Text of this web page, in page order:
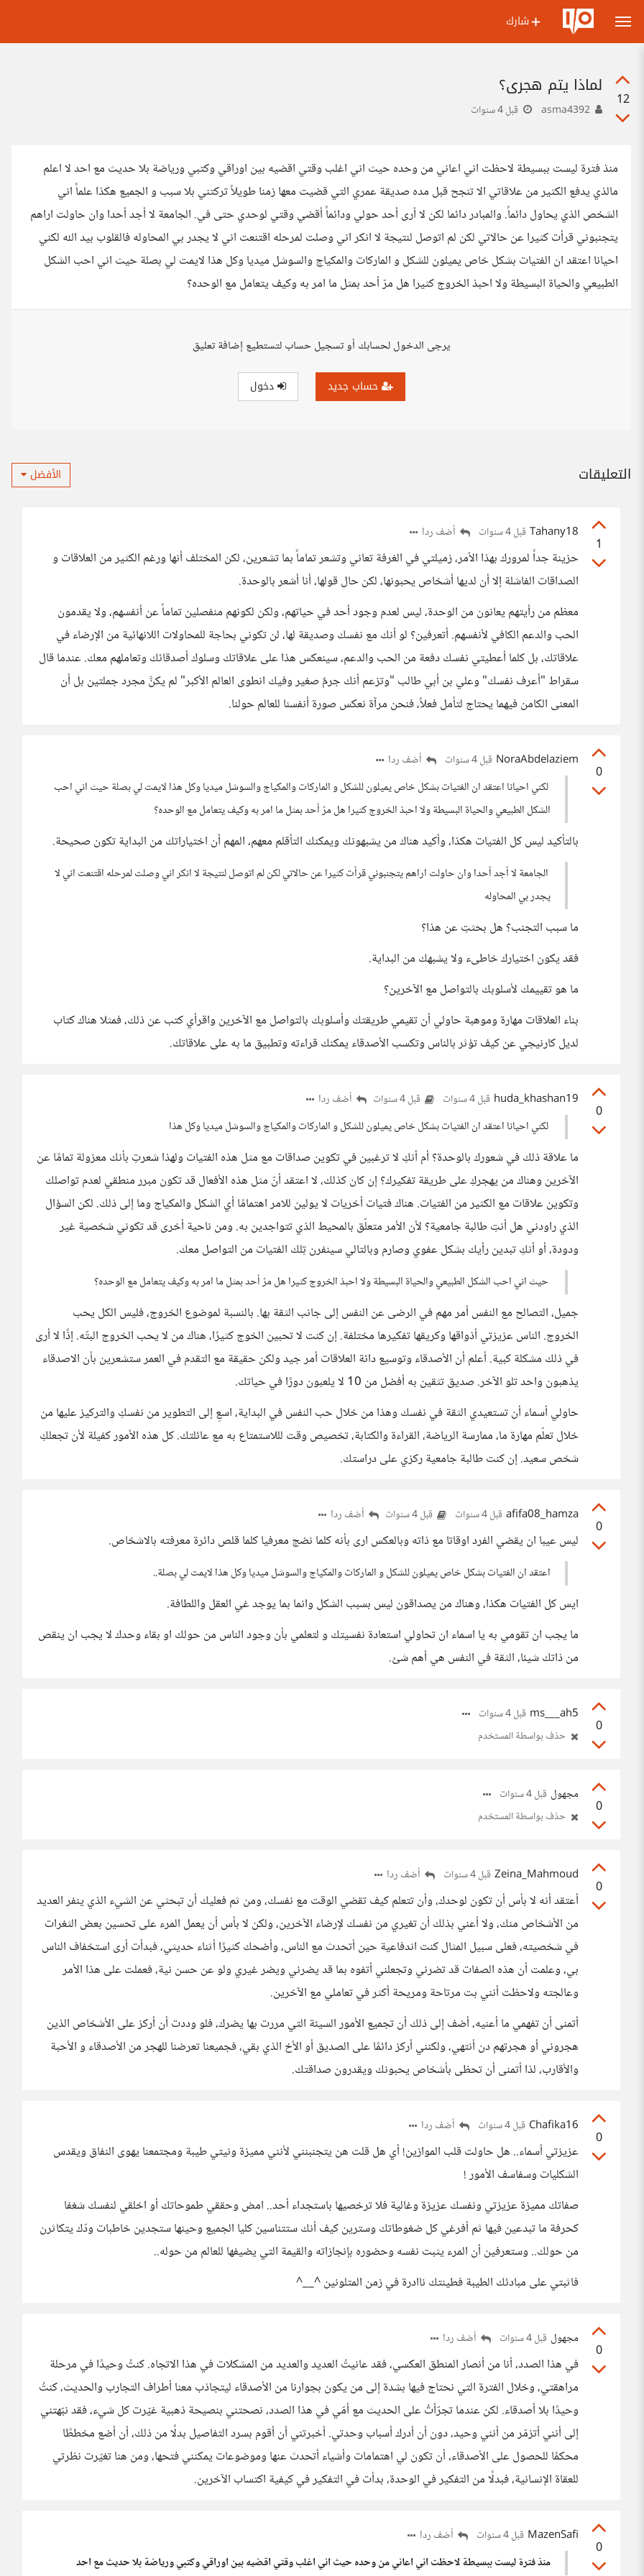
شارك
12
لماذا يتم هجري؟
قبل 4 سنوات
منذ فترة ليست ببسيطة لاحظت اني اعاني من وحده حيث اني اغلب وقتي اقضيه بين اوراقي وكتبي ورياضة بلا حديث مع احد لا اعلم
مالذي يدفع الكثير من علاقاتي الا تنجح قبل مده صديقة عمري التي قضيت معها زمنا طويلاً تركتني بلا سبب و الجميع هكذا علماً اني
الشخص الذي يحاول دائماً. والمبادر دائما لكن لا أرى أحد حولي ودائماً أقضي وقتي لوحدي حتى في. الجامعة لا أجد أحدا وان حاولت اراهم
يتجنبوني قرأت كثيرا عن حالاتي لكن لم اتوصل لنتيجة لا انكر اني وصلت لمرحله اقتنعت اني لا يجدر بي المحاوله فالقلوب بيد الله لكني
احيانا اعتقد ان الفتيات بشكل خاص يميلون للشكل و الماركات والمكياج والسوشل ميديا وكل هذا لايمت لي بصلة حيث اني احب الشكل
الطبيعي والحياة البسيطة ولا احبذ الخروج كثيرا هل مرّ أحد بمثل ما امر به وكيف يتعامل مع الوحده؟
يرجى الدخول لحسابك أو تسجيل حساب لتستطيع إضافة تعليق
حساب جديد دخول
التعليقات الأفضل
1
Tahany18 قبل 4 سنوات أضف ردا
حزينة جداً لمرورك بهذا الأمر، زميلتي في الغرفة تعاني وتشعر تماماً بما تشعرين، لكن المختلف أنها ورغم الكثير من العلاقات و
الصداقات الفاشلة إلا أن لديها أشخاص يحبونها، لكن حال قولها، أنا أشعر بالوحدة.
معظم من رأيتهم يعانون من الوحدة، ليس لعدم وجود أحد في حياتهم، ولكن لكونهم منفصلين تماماً عن أنفسهم، ولا يقدمون
الحب والدعم الكافي لأنفسهم. أتعرفين؟ لو أنك مع نفسك وصديقة لها، لن تكوني بحاجة للمحاولات اللانهائية من الإرضاء في
علاقاتك، بل كلما أعطيتي نفسك دفعة من الحب والدعم، سينعكس هذا على علاقاتك وسلوك أصدقائك وتعاملهم معك. عندما قال
سقراط "أعرف نفسك" وعلي بن أبي طالب "وتزعم أنك جرمٌ صغير وفيك انطوى العالم الأكبر" لم يكنَّ مجرد جملتين بل أن
المعنى الكامن فيهما يحتاج لتأمل فعلاً، فنحن مرآة نعكس صورة أنفسنا للعالم حولنا.
0
NoraAbdelaziem قبل 4 سنوات
أضف ردا
لكني احيانا اعتقد ان الفتيات بشكل خاص يميلون للشكل و الماركات والمكياج والسوشل ميديا وكل هذا لايمت لي بصلة حيث اني احب
الشكل الطبيعي والحياة البسيطة ولا احبذ الخروج كثيرا هل مرّ أحد بمثل ما امر به وكيف يتعامل مع الوحده؟
بالتأكيد ليس كل الفتيات هكذا، وأكيد هناك من يشبهونك ويمكنك التأقلم معهم، المهم أن اختياراتك من البداية تكون صحيحة.
الجامعة لا أجد أحدا وان حاولت اراهم يتجنبوني قرأت كثيرا عن حالاتي لكن لم اتوصل لنتيجة لا انكر اني وصلت لمرحله اقتنعت اني لا
يجدر بي المحاوله
ما سبب التجنب؟ هل بحثتِ عن هذا؟
فقد يكون اختيارك خاطىء ولا يشبهك من البداية.
ما هو تقييمك لأسلوبك بالتواصل مع الآخرين؟
بناء العلاقات مهارة وموهبة حاولي أن تقيمي طريقتك وأسلوبك بالتواصل مع الآخرين واقرأي كتب عن ذلك، فمثلا هناك كتاب
لديل كارنيجي عن كيف تؤثر بالناس وتكسب الأصدقاء يمكنك قراءته وتطبيق ما به على علاقاتك.
0
huda_khashan19 قبل 4 سنوات قبل 4 سنوات
أضف ردا
لكني احيانا اعتقد ان الفتيات بشكل خاص يميلون للشكل و الماركات والمكياج والسوشل ميديا وكل هذا
ما علاقة ذلك في شعورك بالوحدة؟ أم أنكِ لا ترغبين في تكوين صداقات مع مثل هذه الفتيات ولهذا شعرتِ بأنك معزولة تمامًا عن
الآخرين وهناك من يهجركِ على طريقة تفكيرك؟ إن كان كذلك، لا اعتقد أنّ مثل هذه الأفعال قد تكون مبرر منطقي لعدم تواصلك
وتكوين علاقات مع الكثير من الفتيات. هناك فتيات أخريات لا يولين للامر اهتمامًا أي الشكل والمكياج وما إلى ذلك. لكن السؤال
الذي راودني هل أنتِ طالبة جامعية؟ لأن الأمر متعلّق بالمحيط الذي تتواجدين به. ومن ناحية أخرى قد تكوني شخصية غير
ودودة، أو أنكِ تبدين رأيك بشكل عفوي وصارم وبالتالي سينفرن تِلك الفتيات من التواصل معك.
حيث اني احب الشكل الطبيعي والحياة البسيطة ولا احبذ الخروج كثيرا هل مرّ أحد بمثل ما امر به وكيف يتعامل مع الوحده؟
جميل، التصالح مع النفس أمر مهم في الرضى عن النفس إلى جانب الثقة بها. بالنسبة لموضوع الخروج، فليس الكل يحب
الخروج. الناس عزيزتي أذواقها وكريقها تفكيرها مختلفة. إن كنت لا تحبين الخوج كثيرًا، هناك من لا يحب الخروج البتّه. إذًا لا أرى
في ذلك مشكلة كبية. أعلم أن الأصدقاء وتوسيع دائة العلاقات أمر جيد ولكن حقيقة مع التقدم في العمر ستشعرين بأن الاصدقاء
يذهبون واحد تلو الآخر. صديق تثقين به أفضل من 10 لا يلعبون دورًا في حياتك.
حاولي أسماء أن تستعيدي الثقة في نفسك وهذا من خلال حب النفس في البداية، اسعِ إلى التطوير من نفسكِ والتركيز عليها من
خلال تعلّم مهارة ما، ممارسة الرياضة، القراءة والكتابة، تخصيص وقت لللاستمتاع به مع عائلتك. كل هذه الأمور كفيلة لأن تجعلكِ
شخص سعيد. إن كنت طالبة جامعية ركزي على دراستك.
0
afifa08_hamza قبل 4 سنوات قبل 4 سنوات أضف ردا
ليس عيبا ان يقضي الفرد اوقاتا مع ذاته وبالعكس ارى بأنه كلما نضج معرفيا كلما قلص دائرة معرفته بالاشخاص.
اعتقد ان الفتيات بشكل خاص يميلون للشكل و الماركات والمكياج والسوشل ميديا وكل هذا لايمت لي بصلة..
ايس كل الفتيات هكذا، وهناك من يصداقون ليس بسبب الشكل وانما بما يوجد غي العقل واللطافة.
ما يجب ان تقومي به يا اسماء ان تحاولي استعادة نفسيتك و لتعلمي بأن وجود الناس من حولك او بقاء وحدك لا يجب ان ينقص
من ذاتك شيئا، الثقة في النفس هي أهم شئ.
0
ms___ah5 قبل 4 سنوات
حذف بواسطة المستخدم
0
مجهول قبل 4 سنوات
حذف بواسطة المستخدم
0
Zeina_Mahmoud قبل 4 سنوات أضف ردا
أعتقد أنه لا بأس أن تكون لوحدك، وأن تتعلم كيف تقضي الوقت مع نفسك، ومن ثم فعليك أن تبحثي عن الشيء الذي ينفر العديد
من الأشخاص منك، ولا أعني بذلك أن تغيري من نفسك لإرضاء الآخرين، ولكن لا بأس أن يعمل المرء على تحسين بعض الثغرات
في شخصيته، فعلى سبيل المثال كنت اندفاعية حين أتحدث مع الناس، وأضحك كثيرًا أثناء حديثي، فبدأت أرى استخفاف الناس
بي، وعلمت أن هذه الصفات قد تضرني وتجعلني أتفوه بما قد يضرني ويضر غيري ولو عن حسن نية، فعملت على هذا الأمر
وعالجته ولاحظت أنني بت مرتاحة ومريحة أكثر في تعاملي مع الآخرين.
أتمنى أن تفهمي ما أعنيه، أضف إلى ذلك أن تجميع الأمور السيئة التي مررت بها يضرك، فلو وددت أن أركز على الأشخاص الذين
هجروني أو هجرتهم دن أنتهي، ولكنني أركز دائمًا على الصديق أو الأخ الذي بقي، فجميعنا تعرضنا للهجر من الأصدقاء و الأحبة
والأقارب، لذا أتمنى أن تحظى بأشخاص يحبونك ويقدرون صداقتك.
0
Chafika16 قبل 4 سنوات أضف ردا
عزيزتي أسماء.. هل حاولت قلب الموازين! أي هل قلت هن يتجنبنني لأنني مميزة ونيتي طيبة ومجتمعنا يهوى النفاق ويقدس
الشكليات وسفاسف الأمور !
صفاتك مميزة عزيزتي ونفسك عزيزة وغالية فلا ترخصيها باستجداء أحد.. امض وحققي طموحاتك أو اخلقي لنفسك شغفا
كحرفة ما تبدعين فيها ثم أفرغي كل ضغوطاتك وسترين كيف أنك ستتناسين كليا الجميع وحينها ستجدين خاطبات ودّك يتكاثرن
من حولك.. وستعرفين أن المرء يثبت نفسه وحضوره بإنجازاته والقيمة التي يضيفها للعالم من حوله..
فاثبتي على مبادئك الطيبة فطينتك ناادرة في زمن المتلونين ^__^
0
مجهول قبل 4 سنوات أضف ردا
في هذا الصدد، أنا من أنصار المنطق العكسي، فقد عانيتُ العديد والعديد من المشكلات في هذا الاتجاه. كنتُ وحيدًا في مرحلة
مراهقتي، وخلال الفترة التي نحتاج فيها بشدة إلى من يكون بجوارنا من الأصدقاء ليتجاذب معنا أطراف التجارب والحديث، كنتُ
وحيدًا بلا أصدقاء. لكن عندما تجرّأتُ على الحديث مع أمّي في هذا الصدد، نصحتني بنصيحة ذهبية غيّرت كل شيء، فقد نبّهتني
إلى أنني أتزمّر من أنني وحيد، دون أن أدرك أسباب وحدتي. أخبرتني أن أقوم بسرد التفاصيل بدلًا من ذلك، أن أضع مخططًا
محكمًا للحصول على الأصدقاء، أن تكون لي اهتمامات وأشياء أتحدث عنها وموضوعات يمكنني فتحها، ومن هنا تغيّرت نظرتي
للعقاة الإنسانية، فبدلًا من التفكير في الوحدة، بدأت في التفكير في كيفية اكتساب الآخرين.
0
MazenSafi قبل 4 سنوات
أضف ردا
منذ فترة ليست ببسيطة لاحظت اني اعاني من وحده حيث اني اغلب وقتي اقضيه بين اوراقي وكتبي ورياضة بلا حديث مع احد